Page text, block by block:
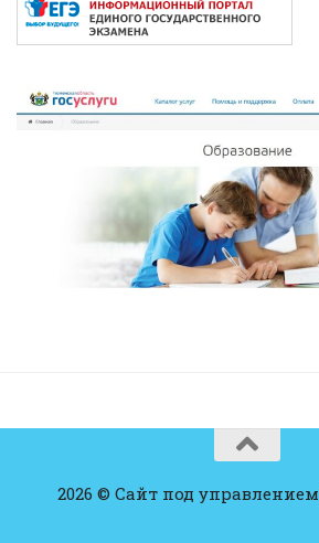
2026 © Сайт под управлением